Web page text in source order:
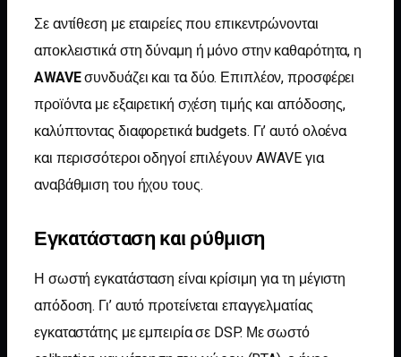
Σε αντίθεση με εταιρείες που επικεντρώνονται
αποκλειστικά στη δύναμη ή μόνο στην καθαρότητα, η
AWAVEσυνδυάζει και τα δύο. Επιπλέον, προσφέρει
προϊόντα με εξαιρετική σχέση τιμής και απόδοσης,
καλύπτοντας διαφορετικά budgets. Γι’ αυτό ολοένα
και περισσότεροι οδηγοί επιλέγουν AWAVE για
αναβάθμιση του ήχου τους.
Εγκατάσταση και ρύθμιση
Η σωστή εγκατάσταση είναι κρίσιμη για τη μέγιστη
απόδοση. Γι’ αυτό προτείνεται επαγγελματίας
εγκαταστάτης με εμπειρία σε DSP. Με σωστό